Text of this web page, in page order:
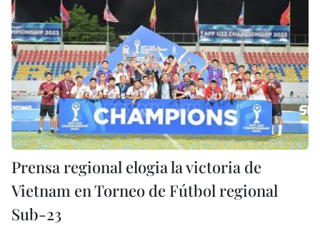
Prensa regional elogia la victoria de
Vietnam en Torneo de Fútbol regional
Sub-23